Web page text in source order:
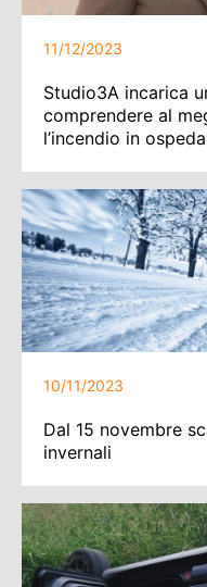
11/12/2023
Studio3A incarica
comprendere al
l’incendio in
10/11/2023
Dal 15 novembre
invernali